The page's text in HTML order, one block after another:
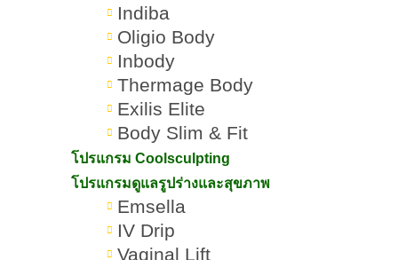
Indiba
Oligio Body
Inbody
Thermage Body
Exilis Elite
Body Slim & Fit
โปรแกรม Coolsculpting
โปรแกรมดูแลรูปร่างและสุขภาพ
Emsella
IV Drip
Vaginal Lift
15 วิธีทำให้หน้ากระจ่างใส
เปลี่ยนผิวโทรมให้เรียบเนียน
ทีมผู้เชี่ยวชาญ ROMRAWIN CLINIC